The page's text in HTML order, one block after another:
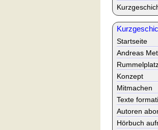
Startseite
Andreas
Konzept
Mitmachen
Texte
Autoren
Hörbuch